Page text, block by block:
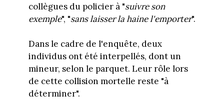
collègues du policier à "suivre son
exemple", "sans laisser la haine l'emporter".
Dans le cadre de l'enquête, deux
individus ont été interpellés, dont un
mineur, selon le parquet. Leur rôle lors
de cette collision mortelle reste "à
déterminer".